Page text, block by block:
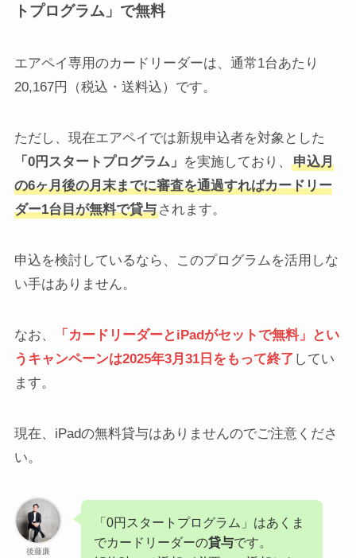
トプログラム」で無料
エアペイ専用のカードリーダーは、通常1台あたり
20,167円（税込・送料込）です。
ただし、現在エアペイでは新規申込者を対象とした
「0円スタートプログラム」 を実施しており、
申込月
の6ヶ月後の月末までに審査を通過すればカードリー
ダー1台目が無料で貸与されます。
申込を検討しているなら、このプログラムを活用しな
い手はありません。
なお、
「カードリーダーとiPadがセットで無料」とい
うキャンペーンは2025年3月31日をもって終了 してい
ます。
現在、iPadの無料貸与はありませんのでご注意くださ
い。
後藤廉
「0円スタートプログラム」はあくま
でカードリーダーの貸与です。